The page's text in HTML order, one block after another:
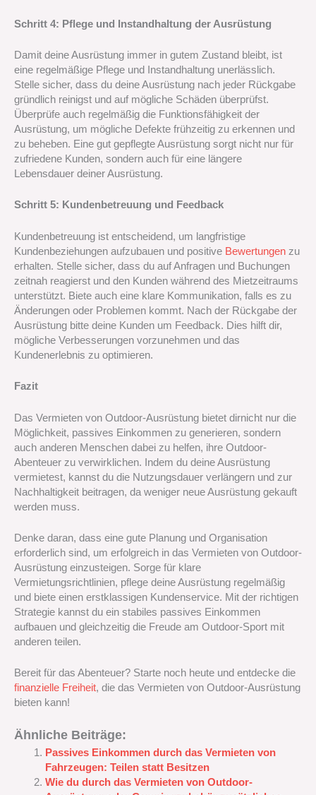
Schritt 4: Pflege und Instandhaltung der Ausrüstung
Damit deine Ausrüstung immer in gutem Zustand bleibt, ist
eine regelmäßige Pflege und Instandhaltung unerlässlich.
Stelle sicher, dass du deine Ausrüstung nach jeder Rückgabe
gründlich reinigst und auf mögliche Schäden überprüfst.
Überprüfe auch regelmäßig die Funktionsfähigkeit der
Ausrüstung, um mögliche Defekte frühzeitig zu erkennen und
zu beheben. Eine gut gepflegte Ausrüstung sorgt nicht nur für
zufriedene Kunden, sondern auch für eine längere
Lebensdauer deiner Ausrüstung.
Schritt 5: Kundenbetreuung und Feedback
Kundenbetreuung ist entscheidend, um langfristige
Kundenbeziehungen aufzubauen und positive Bewertungen zu
erhalten. Stelle sicher, dass du auf Anfragen und Buchungen
zeitnah reagierst und den Kunden während des Mietzeitraums
unterstützt. Biete auch eine klare Kommunikation, falls es zu
Änderungen oder Problemen kommt. Nach der Rückgabe der
Ausrüstung bitte deine Kunden um Feedback. Dies hilft dir,
mögliche Verbesserungen vorzunehmen und das
Kundenerlebnis zu optimieren.
Fazit
Das Vermieten von Outdoor-Ausrüstung bietet dirnicht nur die
Möglichkeit, passives Einkommen zu generieren, sondern
auch anderen Menschen dabei zu helfen, ihre Outdoor-
Abenteuer zu verwirklichen. Indem du deine Ausrüstung
vermietest, kannst du die Nutzungsdauer verlängern und zur
Nachhaltigkeit beitragen, da weniger neue Ausrüstung gekauft
werden muss.
Denke daran, dass eine gute Planung und Organisation
erforderlich sind, um erfolgreich in das Vermieten von Outdoor-
Ausrüstung einzusteigen. Sorge für klare
Vermietungsrichtlinien, pflege deine Ausrüstung regelmäßig
und biete einen erstklassigen Kundenservice. Mit der richtigen
Strategie kannst du ein stabiles passives Einkommen
aufbauen und gleichzeitig die Freude am Outdoor-Sport mit
anderen teilen.
Bereit für das Abenteuer? Starte noch heute und entdecke die
finanzielle Freiheit, die das Vermieten von Outdoor-Ausrüstung
bieten kann!
Ähnliche Beiträge:
Passives Einkommen durch das Vermieten von
Fahrzeugen: Teilen statt Besitzen
Wie du durch das Vermieten von Outdoor-